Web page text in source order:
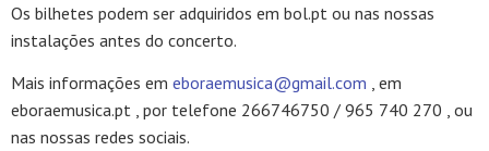
Os bilhetes podem ser adquiridos em bol.pt ou nas nossas
instalações antes do concerto.
Mais informações em eboraemusica@gmail.com , em
eboraemusica.pt , por telefone 266746750 / 965 740 270 , ou
nas nossas redes sociais.